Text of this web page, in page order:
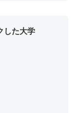
した大学